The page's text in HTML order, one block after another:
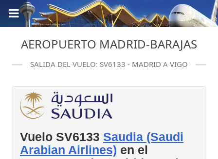
AEROPUERTO MADRID-BARAJAS
SALIDA DEL VUELO: SV6133 - MADRID A VIGO
Vuelo SV6133 Saudia (Saudi
Arabian Airlines) en el